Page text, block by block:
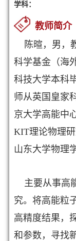
学科：
教师简介
陈暄，男，
科学基金（海
科技大学本科
师从英国皇家
京大学高能中
KIT理论物理
山东大学物理
主要从事高
究。将高能粒
高精度结果，
和参数，寻找